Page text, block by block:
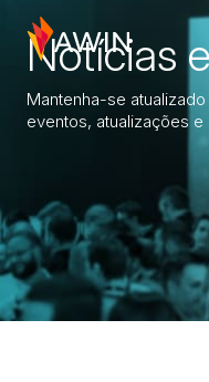
Notícias
Mantenha-se
eventos, atualizações e